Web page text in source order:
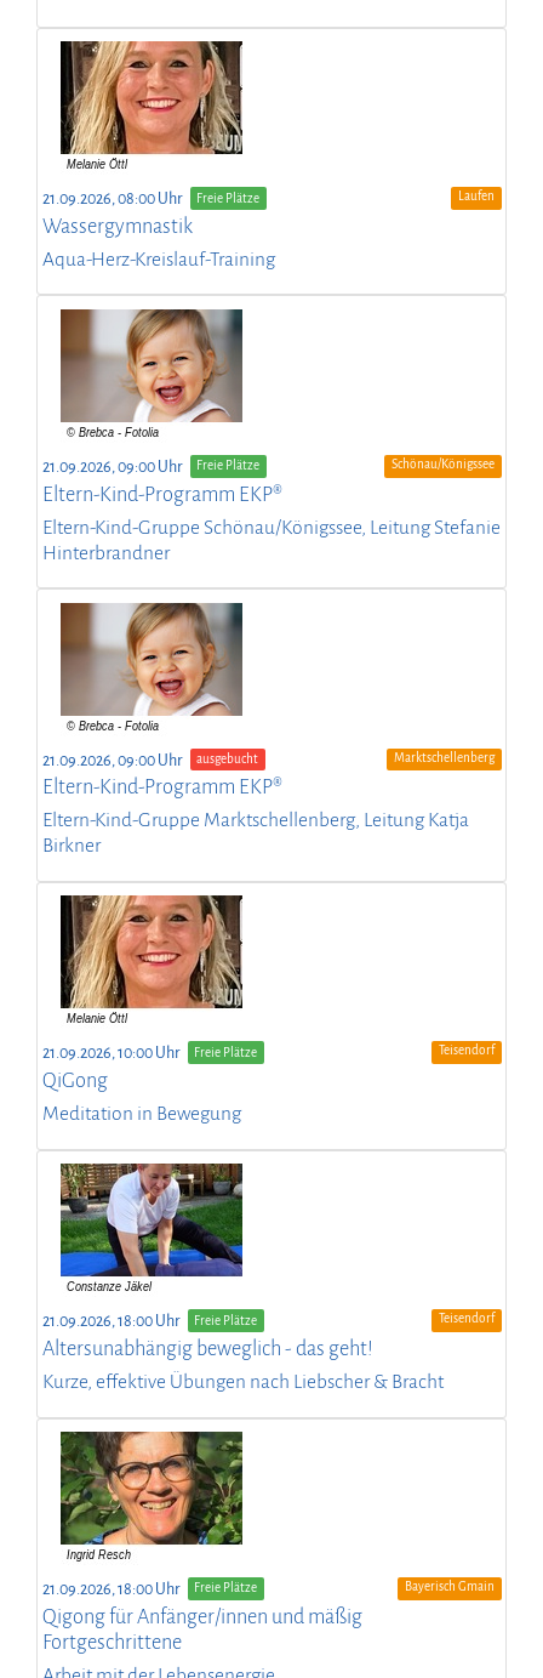
21.09.2026, 08:00 Uhr Freie Plätze Laufen
Wassergymnastik
Aqua-Herz-Kreislauf-Training
21.09.2026, 09:00 Uhr Freie Plätze Schönau/Königssee
Eltern-Kind-Programm EKP®
Eltern-Kind-Gruppe Schönau/Königssee, Leitung Stefanie
Hinterbrandner
21.09.2026, 09:00 Uhr ausgebucht Marktschellenberg
Eltern-Kind-Programm EKP®
Eltern-Kind-Gruppe Marktschellenberg, Leitung Katja
Birkner
21.09.2026, 10:00 Uhr Freie Plätze Teisendorf
QiGong
Meditation in Bewegung
21.09.2026, 18:00 Uhr Freie Plätze Teisendorf
Altersunabhängig beweglich - das geht!
Kurze, effektive Übungen nach Liebscher & Bracht
21.09.2026, 18:00 Uhr Freie Plätze Bayerisch Gmain
Qigong für Anfänger/innen und mäßig
Fortgeschrittene